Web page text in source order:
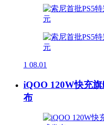
1 08.01
iQOO 120W快充
布